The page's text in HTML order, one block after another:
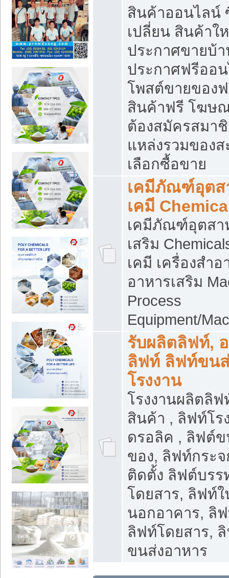
สินค้าออนไลน์
เปลี่ยน สินค้าใ
ประกาศขายบ้
ประกาศฟรีออ
โพสต์ขายของ
สินค้าฟรี โฆษ
ต้องสมัครสมา
แหล่งรวมของ
เลือกซื้อขาย
เคมีภัณฑ์อุตส
เคมี
เคมีภัณฑ์อุตสา
เสริม
เคมี เครื่องสำ
อาหารเสริม
Process
Equipment/
รับผลิตลิฟท์,
ลิฟท์ ลิฟท์ขน
โรงงาน
โรงงานผลิตลิ
สินค้า , ลิฟท์โร
ดรอลิค , ลิฟต์
ของ, ลิฟท์กระ
ติดตั้ง ลิฟต์บร
โดยสาร, ลิฟท์
นอกอาคาร, ลิ
ลิฟท์โดยสาร,
ขนส่งอาหาร